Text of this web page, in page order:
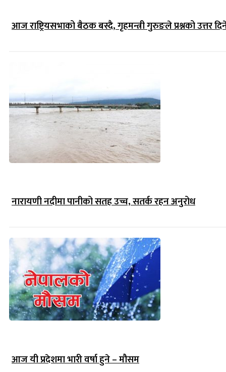
आज राष्ट्रियसभाको बैठक बस्दै, गृहमन्त्री गुरुङले प्रश्नको उत्तर
नारायणी नदीमा पानीको सतह उच्च, सतर्क रहन अनुरोध
आज यी प्रदेशमा भारी वर्षा हुने – मौसम